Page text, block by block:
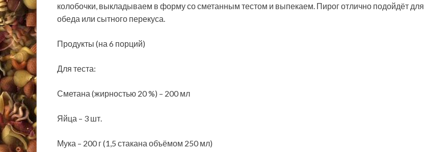
колобочки, выкладываем в форму со сметанным тестом и выпекаем. Пирог отлично подойдёт для
обеда или сытного перекуса.
Продукты (на 6 порций)
Для теста:
Сметана (жирностью 20 %) – 200 мл
Яйца – 3 шт.
Мука – 200 г (1,5 стакана объёмом 250 мл)